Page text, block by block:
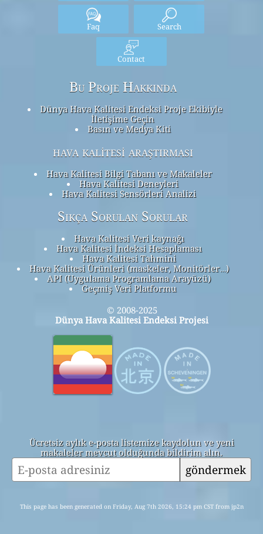
Faq Search
Contact
Bu Proje Hakkında
Dünya Hava Kalitesi Endeksi Proje Ekibiyle
İletişime Geçin
Basın ve Medya Kiti
hava kalitesi araştırması
Hava Kalitesi Bilgi Tabanı ve Makaleler
Hava Kalitesi Deneyleri
Hava Kalitesi Sensörleri Analizi
Sıkça Sorulan Sorular
Hava Kalitesi Veri kaynağı
Hava Kalitesi İndeksi Hesaplaması
Hava Kalitesi Tahmini
Hava Kalitesi Ürünleri (maskeler, Monitörler…)
API (Uygulama Programlama Arayüzü)
Geçmiş Veri Platformu
© 2008-2025
Dünya Hava Kalitesi Endeksi Projesi
Ücretsiz aylık e-posta listemize kaydolun ve yeni
makaleler mevcut olduğunda bildirim alın.
göndermek
This page has been generated on Friday, Aug 7th 2026, 15:24 pm CST from jp2n